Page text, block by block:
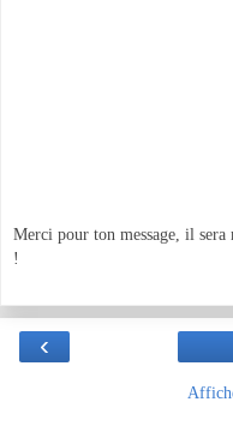
Merci pour ton message, il
!
‹